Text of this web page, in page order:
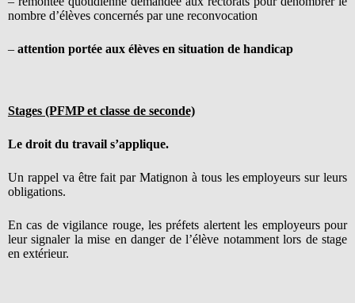
nombre d’élèves concernés par une reconvocation
– attention portée aux élèves en situation de handicap
Stages (PFMP et classe de seconde)
Le droit du travail s’applique.
Un rappel va être fait par Matignon à tous les employeurs sur leurs
obligations.
En cas de vigilance rouge, les préfets alertent les employeurs pour
leur signaler la mise en danger de l’élève notamment lors de stage
en extérieur.